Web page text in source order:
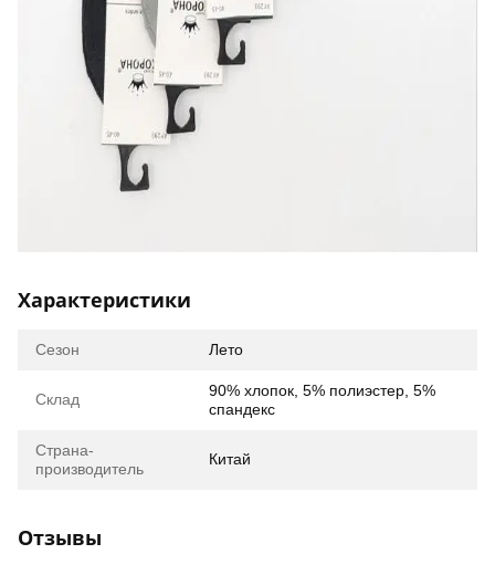
Характеристики
Сезон Лето
Склад
90% хлопок, 5% полиэстер, 5%
спандекс
Страна-
производитель
Китай
Отзывы